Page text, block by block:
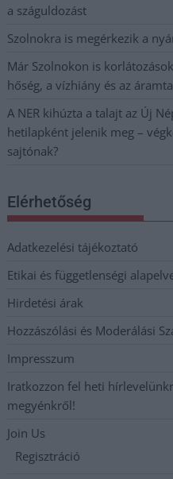
a száguldozást
Szolnokra is megérkezik a
Már Szolnokon is
hőség, a vízhiány és az
A NER kihúzta a talajt az Új
hetilapként jelenik meg –
sajtónak?
Elérhetőség
Adatkezelési tájékoztató
Etikai és függetlenségi
Hirdetési árak
Hozzászólási és Moderálási
Impresszum
Iratkozzon fel heti
megyénkről!
Join Us
Regisztráció